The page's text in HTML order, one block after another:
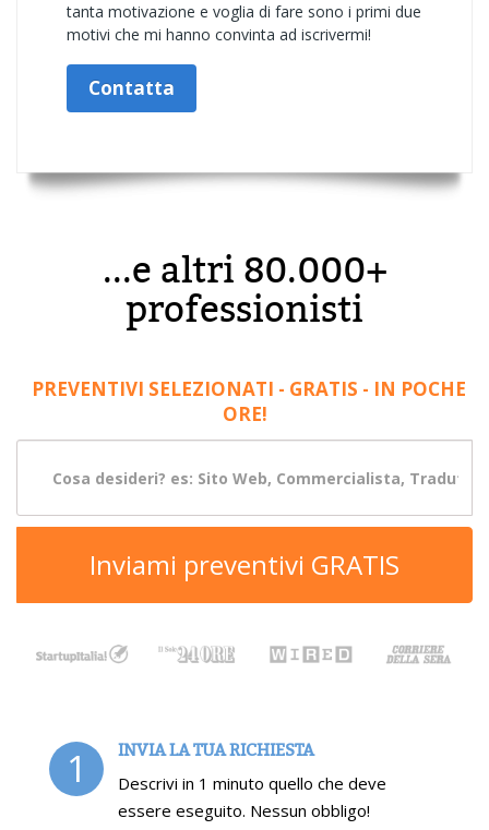
tanta motivazione e voglia di fare sono i primi due
motivi che mi hanno convinta ad iscrivermi!
Contatta
...e altri 80.000+
professionisti
PREVENTIVI SELEZIONATI - GRATIS - IN POCHE
ORE!
Inviami preventivi GRATIS
1 INVIA LA TUA RICHIESTA
Descrivi in 1 minuto quello che deve
essere eseguito. Nessun obbligo!